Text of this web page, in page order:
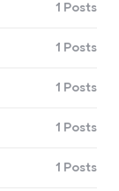
1 Posts
1 Posts
1 Posts
1 Posts
1 Posts